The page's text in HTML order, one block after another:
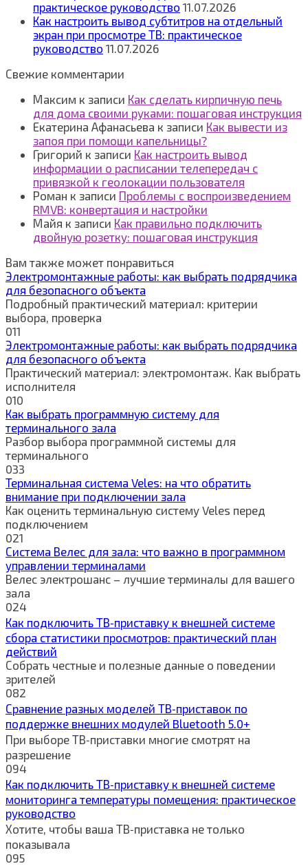
практическое руководство 11.07.2026
Как настроить вывод субтитров на отдельный
экран при просмотре ТВ: практическое
руководство 11.07.2026
Свежие комментарии
Максим к записи Как сделать кирпичную печь
для дома своими руками: пошаговая инструкция
Екатерина Афанасьева к записи Как вывести из
запоя при помощи капельницы?
Григорий к записи Как настроить вывод
информации о расписании телепередач с
привязкой к геолокации пользователя
Роман к записи Проблемы с воспроизведением
RMVB: конвертация и настройки
Майя к записи Как правильно подключить
двойную розетку: пошаговая инструкция
Вам также может понравиться
Электромонтажные работы: как выбрать подрядчика
для безопасного объекта
Подробный практический материал: критерии
выбора, проверка
011
Электромонтажные работы: как выбрать подрядчика
для безопасного объекта
Практический материал: электромонтаж. Как выбрать
исполнителя
010
Как выбрать программную систему для
терминального зала
Разбор выбора программной системы для
терминального
033
Терминальная система Veles: на что обратить
внимание при подключении зала
Как оценить терминальную систему Veles перед
подключением
021
Система Велес для зала: что важно в программном
управлении терминалами
Велес электрошанс – лучшие терминалы для вашего
зала
024
Как подключить ТВ‑приставку к внешней системе
сбора статистики просмотров: практический план
действий
Собрать честные и полезные данные о поведении
зрителей
082
Сравнение разных моделей ТВ‑приставок по
поддержке внешних модулей Bluetooth 5.0+
При выборе ТВ‑приставки многие смотрят на
разрешение
094
Как подключить ТВ‑приставку к внешней системе
мониторинга температуры помещения: практическое
руководство
Хотите, чтобы ваша ТВ‑приставка не только
показывала
095